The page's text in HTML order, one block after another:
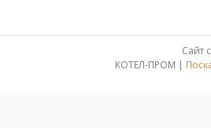
Сайт
КОТЕЛ-ПРОМ |